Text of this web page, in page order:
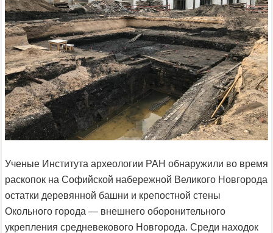
Ученые Института археологии РАН обнаружили во время
раскопок на Софийской набережной Великого Новгорода
остатки деревянной башни и крепостной стены
Окольного города — внешнего оборонительного
укрепления средневекового Новгорода. Среди находок